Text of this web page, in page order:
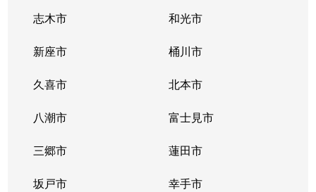
志木市 和光市
新座市 桶川市
久喜市 北本市
八潮市 富士見市
三郷市 蓮田市
坂戸市 幸手市